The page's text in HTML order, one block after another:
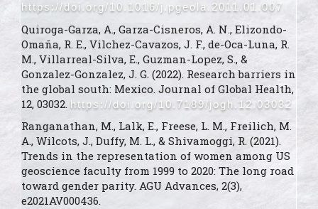
https://doi.org/10.1016/j.pgeola.2011.01.007
Quiroga-Garza, A., Garza-Cisneros, A. N., Elizondo-
Omaña, R. E., Vilchez-Cavazos, J. F., de-Oca-Luna, R.
M., Villarreal-Silva, E., Guzman-Lopez, S., &
Gonzalez-Gonzalez, J. G. (2022). Research barriers in
the global south: Mexico. Journal of Global Health,
12, 03032. https://doi.org/10.7189/jogh.12.03032
Ranganathan, M., Lalk, E., Freese, L. M., Freilich, M.
A., Wilcots, J., Duffy, M. L., & Shivamoggi, R. (2021).
Trends in the representation of women among US
geoscience faculty from 1999 to 2020: The long road
toward gender parity. AGU Advances, 2(3),
e2021AV000436.